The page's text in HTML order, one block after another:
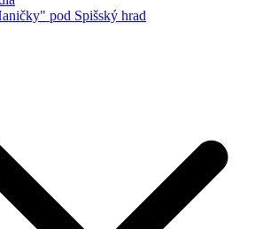
pod Spišský hrad